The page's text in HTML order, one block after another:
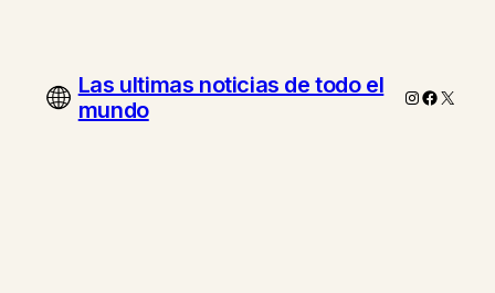
Las ultimas noticias de todo el
mundo
Instagram
X